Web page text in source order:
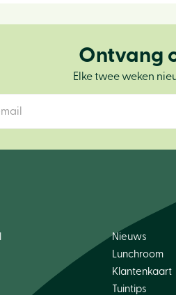
Ontvang
Elke twee weken
Nieuws
Lunchroom
Klantenkaart
Tuintips